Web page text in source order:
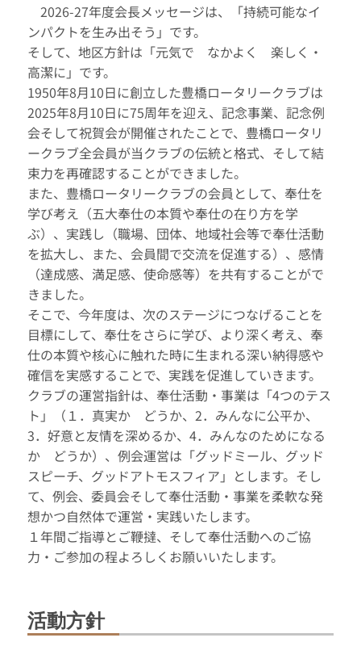
会員専用
2026-27年度会長メッセージは、「持続可能なイ
ンパクトを生み出そう」です。
そして、地区方針は「元気で なかよく 楽しく・
高潔に」です。
1950年8月10日に創立した豊橋ロータリークラブは
2025年8月10日に75周年を迎え、記念事業、記念例
会そして祝賀会が開催されたことで、豊橋ロータリ
ークラブ全会員が当クラブの伝統と格式、そして結
束力を再確認することができました。
また、豊橋ロータリークラブの会員として、奉仕を
学び考え（五大奉仕の本質や奉仕の在り方を学
ぶ）、実践し（職場、団体、地域社会等で奉仕活動
を拡大し、また、会員間で交流を促進する）、感情
（達成感、満足感、使命感等）を共有することがで
きました。
そこで、今年度は、次のステージにつなげることを
目標にして、奉仕をさらに学び、より深く考え、奉
仕の本質や核心に触れた時に生まれる深い納得感や
確信を実感することで、実践を促進していきます。
クラブの運営指針は、奉仕活動・事業は「4つのテス
ト」（１．真実か どうか、2．みんなに公平か、
3．好意と友情を深めるか、4．みんなのためになる
か どうか）、例会運営は「グッドミール、グッド
スピーチ、グッドアトモスフィア」とします。そし
て、例会、委員会そして奉仕活動・事業を柔軟な発
想かつ自然体で運営・実践いたします。
１年間ご指導とご鞭撻、そして奉仕活動へのご協
力・ご参加の程よろしくお願いいたします。
活動方針